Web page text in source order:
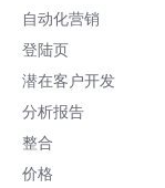
自动化营销
登陆页
潜在客户开发
分析报告
整合
价格